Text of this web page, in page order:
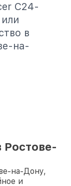
C24-
в
на-
Ростове-
на-Дону,
и